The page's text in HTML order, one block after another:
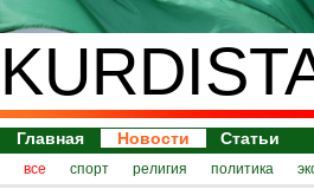
Главная Новости Статьи
все спорт религия политика